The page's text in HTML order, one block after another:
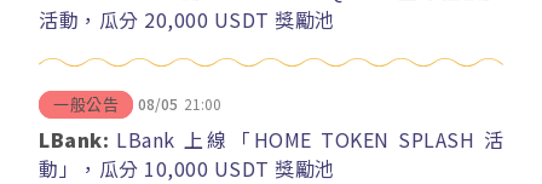
活動，瓜分 20,000 USDT 獎勵池
一般公告 08/05 21:00
LBank: LBank 上線「HOME TOKEN SPLASH 活
動」，瓜分 10,000 USDT 獎勵池